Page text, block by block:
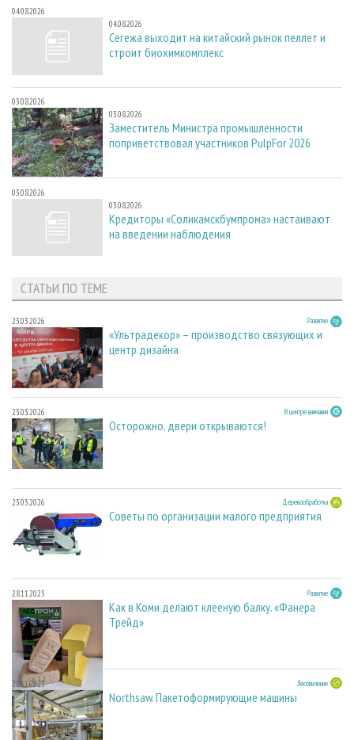
04.08.2026
04.08.2026
Сегежа выходит на китайский рынок пеллет и
строит биохимкомплекс
03.08.2026
03.08.2026
Заместитель Министра промышленности
поприветствовал участников PulpFor 2026
03.08.2026
03.08.2026
Кредиторы «Соликамскбумпрома» настаивают
на введении наблюдения
СТАТЬИ ПО ТЕМЕ
23.03.2026 Развитие
«Ультрадекор» – производство связующих и
центр дизайна
23.03.2026 В центре внимания
Осторожно, двери открываются!
23.03.2026 Деревообработка
Советы по организации малого предприятия
28.11.2025 Развитие
Как в Коми делают клееную балку. «Фанера
Трейд»
28.11.2025 Лесопиление
Northsaw. Пакетоформирующие машины